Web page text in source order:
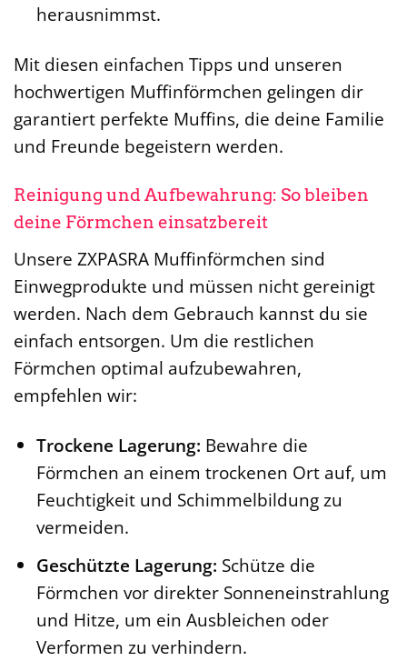
herausnimmst.
Mit diesen einfachen Tipps und unseren
hochwertigen Muffinförmchen gelingen dir
garantiert perfekte Muffins, die deine Familie
und Freunde begeistern werden.
Reinigung und Aufbewahrung: So bleiben
deine Förmchen einsatzbereit
Unsere ZXPASRA Muffinförmchen sind
Einwegprodukte und müssen nicht gereinigt
werden. Nach dem Gebrauch kannst du sie
einfach entsorgen. Um die restlichen
Förmchen optimal aufzubewahren,
empfehlen wir:
Trockene Lagerung: Bewahre die
Förmchen an einem trockenen Ort auf, um
Feuchtigkeit und Schimmelbildung zu
vermeiden.
Geschützte Lagerung: Schütze die
Förmchen vor direkter Sonneneinstrahlung
und Hitze, um ein Ausbleichen oder
Verformen zu verhindern.